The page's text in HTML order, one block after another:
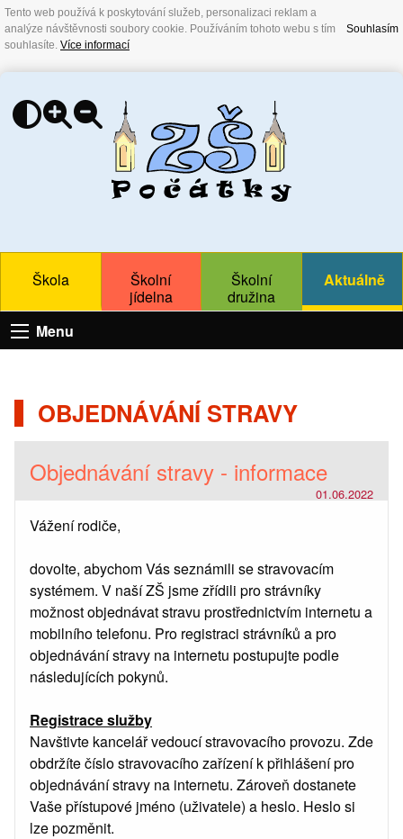
Tento web používá k poskytování služeb, personalizaci reklam a
analýze návštěvnosti soubory cookie. Používáním tohoto webu s tím
souhlasíte. Více informací
Souhlasím
Škola
Školní
jídelna
Školní
družina
Aktuálně
Menu
OBJEDNÁVÁNÍ STRAVY
Objednávání stravy - informace
01.06.2022
Vážení rodiče,
dovolte, abychom Vás seznámili se stravovacím
systémem. V naší ZŠ jsme zřídili pro strávníky
možnost objednávat stravu prostřednictvím internetu a
mobilního telefonu. Pro registraci strávníků a pro
objednávání stravy na internetu postupujte podle
následujících pokynů.
Registrace služby
Navštivte kancelář vedoucí stravovacího provozu. Zde
obdržíte číslo stravovacího zařízení k přihlášení pro
objednávání stravy na internetu. Zároveň dostanete
Vaše přístupové jméno (uživatele) a heslo. Heslo si
lze pozměnit.